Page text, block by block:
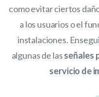
como evitar ciertos
a los usuarios o el
instalaciones.
algunas de lasseñales
servicio de